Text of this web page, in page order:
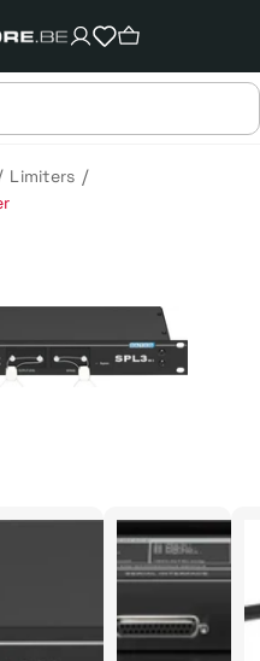
Limiters /